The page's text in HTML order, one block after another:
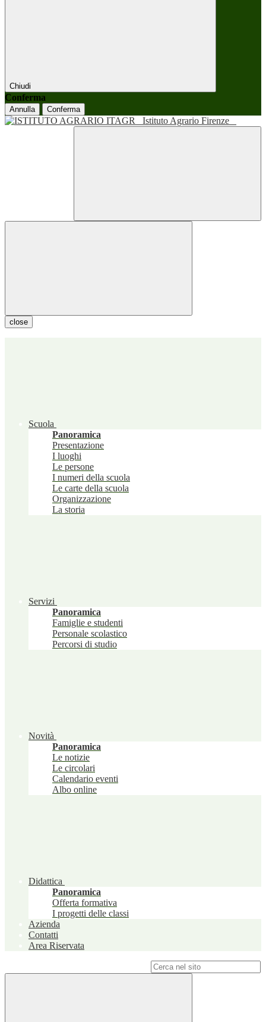
Chiudi
Conferma
Annulla Conferma
Istituto Agrario Firenze
close
Scuola
Panoramica
Presentazione
I luoghi
Le persone
I numeri della scuola
Le carte della scuola
Organizzazione
La storia
Servizi
Panoramica
Famiglie e studenti
Personale scolastico
Percorsi di studio
Novità
Panoramica
Le notizie
Le circolari
Calendario eventi
Albo online
Didattica
Panoramica
Offerta formativa
I progetti delle classi
Azienda
Contatti
Area Riservata